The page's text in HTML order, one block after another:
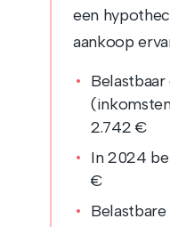
een
aankoop
2.742 €
In 2024
€